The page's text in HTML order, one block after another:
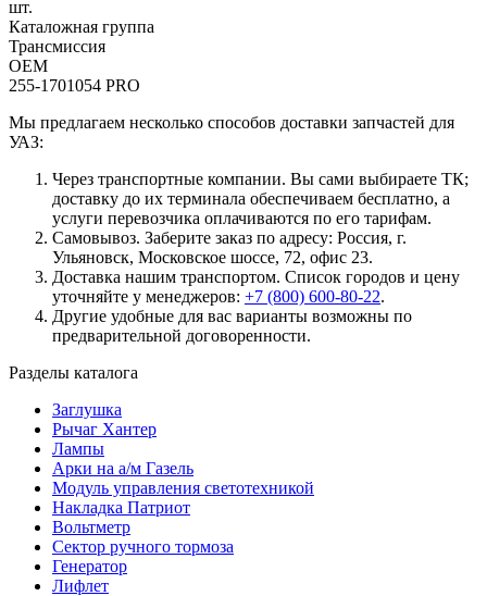
шт.
Каталожная группа
Трансмиссия
OEM
255-1701054 PRO
Мы предлагаем несколько способов доставки запчастей для
УАЗ:
Через транспортные компании. Вы сами выбираете ТК;
доставку до их терминала обеспечиваем бесплатно, а
услуги перевозчика оплачиваются по его тарифам.
Самовывоз. Заберите заказ по адресу: Россия, г.
Ульяновск, Московское шоссе, 72, офис 23.
Доставка нашим транспортом. Список городов и цену
уточняйте у менеджеров: +7 (800) 600-80-22.
Другие удобные для вас варианты возможны по
предварительной договоренности.
Разделы каталога
Заглушка
Рычаг Хантер
Лампы
Арки на а/м Газель
Модуль управления светотехникой
Накладка Патриот
Вольтметр
Сектор ручного тормоза
Генератор
Лифлет